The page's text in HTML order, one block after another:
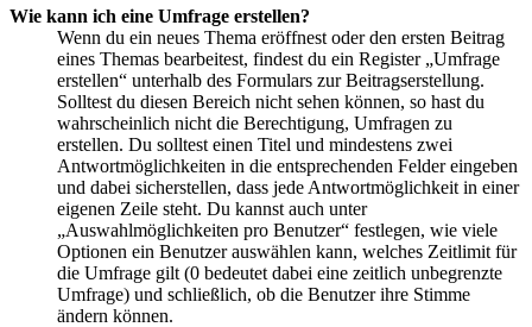
Wie kann ich eine Umfrage erstellen?
Wenn du ein neues Thema eröffnest oder den ersten Beitrag
eines Themas bearbeitest, findest du ein Register „Umfrage
erstellen“ unterhalb des Formulars zur Beitragserstellung.
Solltest du diesen Bereich nicht sehen können, so hast du
wahrscheinlich nicht die Berechtigung, Umfragen zu
erstellen. Du solltest einen Titel und mindestens zwei
Antwortmöglichkeiten in die entsprechenden Felder eingeben
und dabei sicherstellen, dass jede Antwortmöglichkeit in einer
eigenen Zeile steht. Du kannst auch unter
„Auswahlmöglichkeiten pro Benutzer“ festlegen, wie viele
Optionen ein Benutzer auswählen kann, welches Zeitlimit für
die Umfrage gilt (0 bedeutet dabei eine zeitlich unbegrenzte
Umfrage) und schließlich, ob die Benutzer ihre Stimme
ändern können.